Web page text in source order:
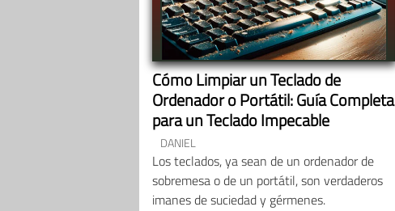
Cómo Limpiar un Teclado de
Ordenador o Portátil: Guía Completa
para un Teclado Impecable
DANIEL
Los teclados, ya sean de un ordenador de
sobremesa o de un portátil, son verdaderos
imanes de suciedad y gérmenes.